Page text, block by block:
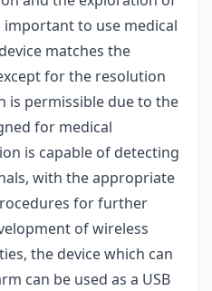
to use medical
matches the
for the resolution
is permissible due to the
for medical
is capable of detecting
with the appropriate
for further
of wireless
the device which can
can be used as a USB